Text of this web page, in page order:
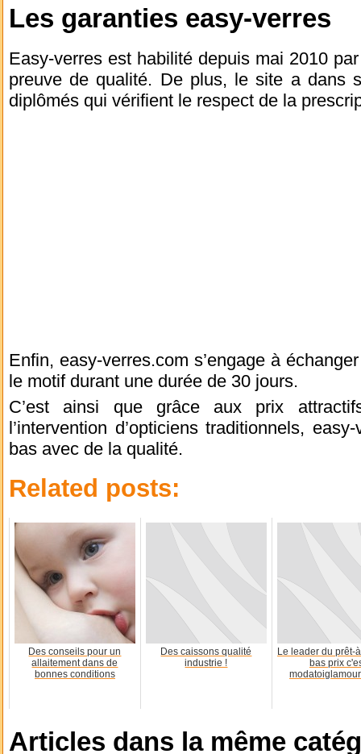
Les garanties easy-verres
Easy-verres est habilité depuis mai 2010
preuve de qualité. De plus, le site a dans
diplômés qui vérifient le respect de la
Enfin, easy-verres.com s’engage à
le motif durant une durée de 30 jours.
C’est ainsi que grâce aux prix
l’intervention d’opticiens traditionnels,
bas avec de la qualité.
Related posts:
Des conseils pour un
allaitement dans de
bonnes conditions
Des caissons qualité
industrie !
Le leader du prêt-
bas prix
Articles dans la même